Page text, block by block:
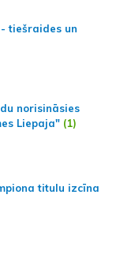
tiešraides un
norisināsies
Liepaja" (1)
titulu izcīna